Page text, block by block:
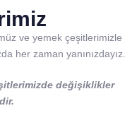
ve yemek çeşitlerimizle
her zaman yanınızdayız.
değişiklikler